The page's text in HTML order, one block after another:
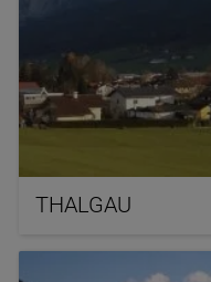
THALGAU